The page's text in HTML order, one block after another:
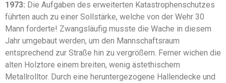
1973: Die Aufgaben des erweiterten Katastrophenschutzes
führten auch zu einer Sollstärke, welche von der Wehr 30
Mann forderte! Zwangsläufig musste die Wache in diesem
Jahr umgebaut werden, um den Mannschaftsraum
entsprechend zur Straße hin zu vergrößern. Ferner wichen die
alten Holztore einem breiten, wenig ästethischem
Metallrolltor. Durch eine heruntergezogene Hallendecke und